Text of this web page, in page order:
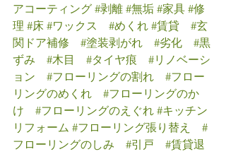
アコーティング #剥離 #無垢 #家具 #修
理 #床 #ワックス #めくれ #賃貸
#玄
関ドア補修
#塗装剥がれ #劣化
#黒
ずみ
#木目 #タイヤ痕
#リノベーシ
ョン
#フローリングの割れ
#フロー
リングのめくれ
#フローリングのか
け
#フローリングのえぐれ #キッチン
リフォーム #フローリング張り替え
#
フローリングのしみ
#引戸
#賃貸退